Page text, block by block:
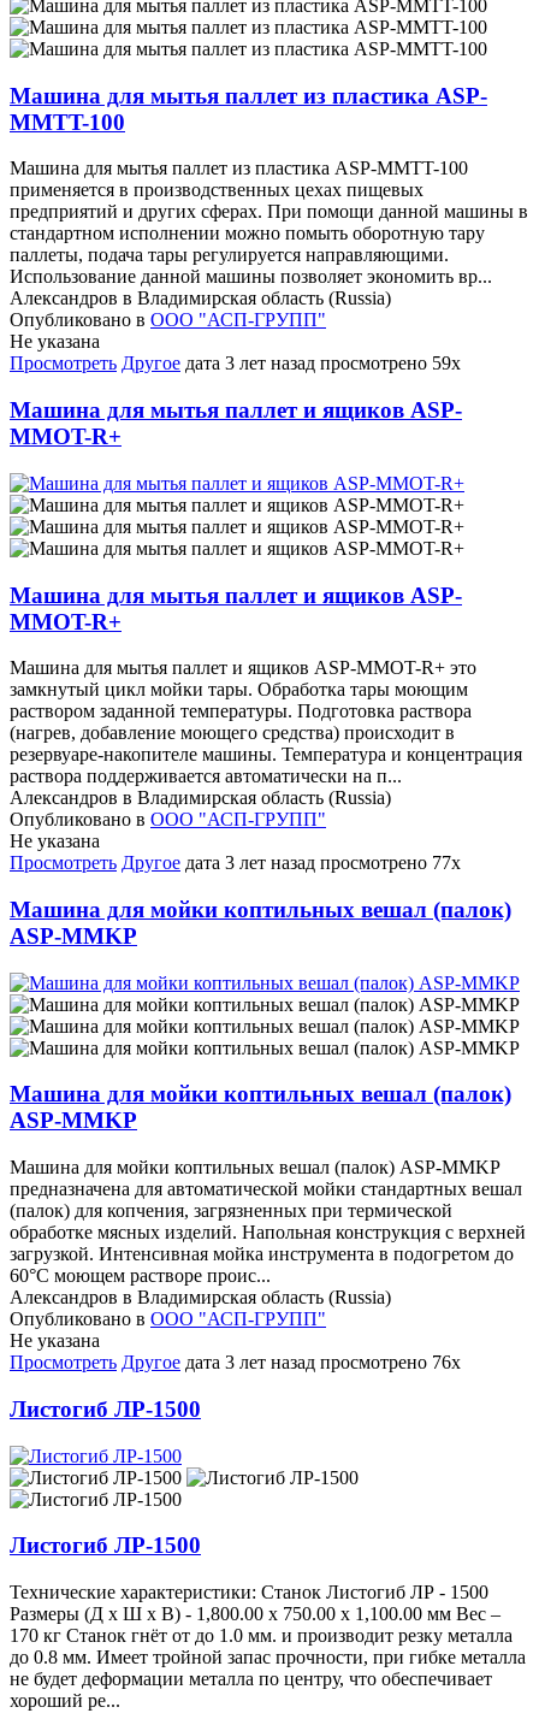
Машина для мытья паллет из пластика ASP-
MMTT-100
Машина для мытья паллет из пластика ASP-MMTT-100
применяется в производственных цехах пищевых
предприятий и других сферах. При помощи данной машины в
стандартном исполнении можно помыть оборотную тару
паллеты, подача тары регулируется направляющими.
Использование данной машины позволяет экономить вр...
Александров в Владимирская область (Russia)
Опубликовано в ООО "АСП-ГРУПП"
Не указана
Просмотреть Другое дата 3 лет назад просмотрено 59x
Машина для мытья паллет и ящиков ASP-
MMOT-R+
Машина для мытья паллет и ящиков ASP-
MMOT-R+
Машина для мытья паллет и ящиков ASP-MMOT-R+ это
замкнутый цикл мойки тары. Обработка тары моющим
раствором заданной температуры. Подготовка раствора
(нагрев, добавление моющего средства) происходит в
резервуаре-накопителе машины. Температура и концентрация
раствора поддерживается автоматически на п...
Александров в Владимирская область (Russia)
Опубликовано в ООО "АСП-ГРУПП"
Не указана
Просмотреть Другое дата 3 лет назад просмотрено 77x
Машина для мойки коптильных вешал (палок)
ASP-MMKP
Машина для мойки коптильных вешал (палок)
ASP-MMKP
Машина для мойки коптильных вешал (палок) ASP-MMKP
предназначена для автоматической мойки стандартных вешал
(палок) для копчения, загрязненных при термической
обработке мясных изделий. Напольная конструкция с верхней
загрузкой. Интенсивная мойка инструмента в подогретом до
60°С моющем растворе проис...
Александров в Владимирская область (Russia)
Опубликовано в ООО "АСП-ГРУПП"
Не указана
Просмотреть Другое дата 3 лет назад просмотрено 76x
Листогиб ЛР-1500
Листогиб ЛР-1500
Технические характеристики: Станок Листогиб ЛР - 1500
Размеры (Д x Ш x В) - 1,800.00 x 750.00 x 1,100.00 мм Вес –
170 кг Станок гнёт от до 1.0 мм. и производит резку металла
до 0.8 мм. Имеет тройной запас прочности, при гибке металла
не будет деформации металла по центру, что обеспечивает
хороший ре...